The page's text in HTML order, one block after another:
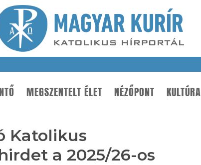
MEGSZENTELT ÉLET NÉZŐPONT KULTÚRA
Katolikus
a 2025/26-os